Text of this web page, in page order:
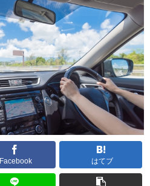
Facebook はてブ